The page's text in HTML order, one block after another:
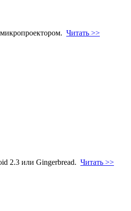
Читать >>
2.3 или Gingerbread. Читать >>